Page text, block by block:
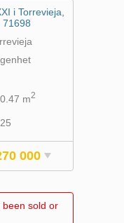
i Torrevieja,
71698
m2
000
sold or